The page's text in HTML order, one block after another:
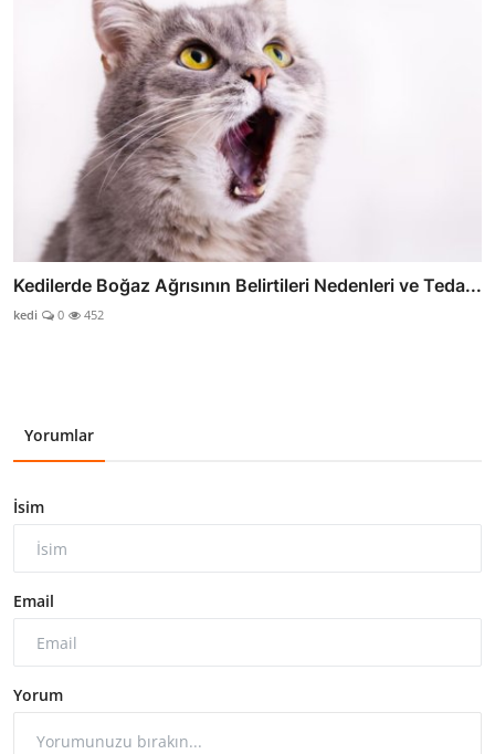
Kedilerde Boğaz Ağrısının Belirtileri Nedenleri ve Teda...
kedi 0 452
Yorumlar
İsim
Email
Yorum